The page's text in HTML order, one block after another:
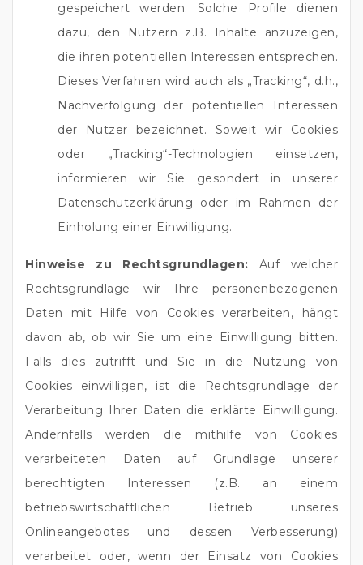
gespeichert werden. Solche Profile dienen
dazu, den Nutzern z.B. Inhalte anzuzeigen,
die ihren potentiellen Interessen entsprechen.
Dieses Verfahren wird auch als „Tracking“, d.h.,
Nachverfolgung der potentiellen Interessen
der Nutzer bezeichnet. Soweit wir Cookies
oder „Tracking“-Technologien einsetzen,
informieren wir Sie gesondert in unserer
Datenschutzerklärung oder im Rahmen der
Einholung einer Einwilligung.
Hinweise zu Rechtsgrundlagen: Auf welcher
Rechtsgrundlage wir Ihre personenbezogenen
Daten mit Hilfe von Cookies verarbeiten, hängt
davon ab, ob wir Sie um eine Einwilligung bitten.
Falls dies zutrifft und Sie in die Nutzung von
Cookies einwilligen, ist die Rechtsgrundlage der
Verarbeitung Ihrer Daten die erklärte Einwilligung.
Andernfalls werden die mithilfe von Cookies
verarbeiteten Daten auf Grundlage unserer
berechtigten Interessen (z.B. an einem
betriebswirtschaftlichen Betrieb unseres
Onlineangebotes und dessen Verbesserung)
verarbeitet oder, wenn der Einsatz von Cookies